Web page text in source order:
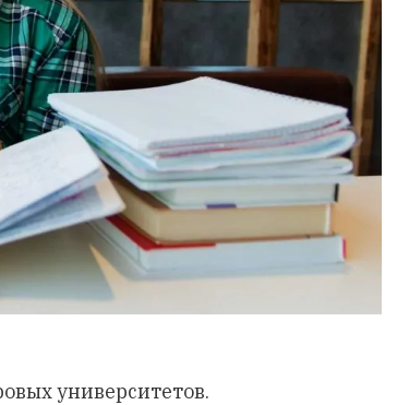
университетов.